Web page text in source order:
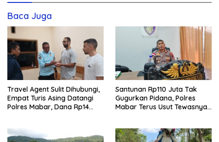
Baca Juga
Travel Agent Sulit Dihubungi,
Empat Turis Asing Datangi
Polres Mabar, Dana Rp14
Santunan Rp110 Juta Tak
Gugurkan Pidana, Polres
Mabar Terus Usut Tewasnya